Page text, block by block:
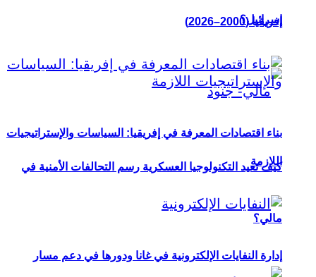
إسرائيل؟
كيف تعيد التكنولوجيا العسكرية رسم التحالفات الأمنية في
مالي؟
إفريقيا (2000–2026)
بناء اقتصادات المعرفة في إفريقيا: السياسات والإستراتيجيات
اللازمة
إدارة النفايات الإلكترونية في غانا ودورها في دعم مسار